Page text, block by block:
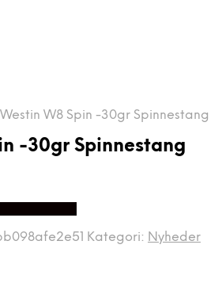
Westin W8 Spin -30gr Spinnestang
-30gr Spinnestang
Kategori: Nyheder